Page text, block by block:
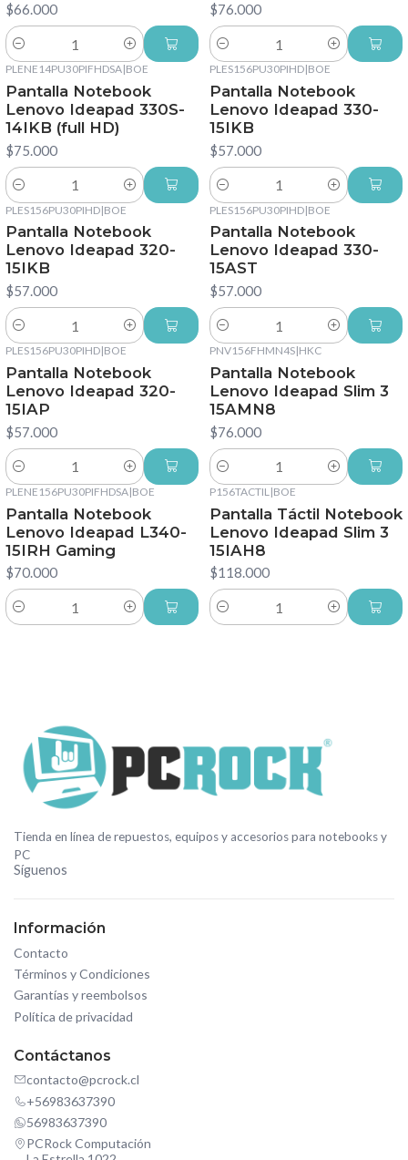
$66.000
Cantidad
$76.000
Cantidad
PLENE14PU30PIFHDSA|BOE
Pantalla Notebook
Lenovo Ideapad 330S-
14IKB (full HD)
$75.000
Cantidad
PLES156PU30PIHD|BOE
Pantalla Notebook
Lenovo Ideapad 330-
15IKB
$57.000
Cantidad
PLES156PU30PIHD|BOE
Pantalla Notebook
Lenovo Ideapad 320-
15IKB
$57.000
Cantidad
PLES156PU30PIHD|BOE
Pantalla Notebook
Lenovo Ideapad 330-
15AST
$57.000
Cantidad
PLES156PU30PIHD|BOE
Pantalla Notebook
Lenovo Ideapad 320-
15IAP
$57.000
Cantidad
PNV156FHMN4S|HKC
Pantalla Notebook
Lenovo Ideapad Slim 3
15AMN8
$76.000
Cantidad
PLENE156PU30PIFHDSA|BOE
Pantalla Notebook
Lenovo Ideapad L340-
15IRH Gaming
$70.000
Cantidad
P156TACTIL |BOE
Pantalla Táctil Notebook
Lenovo Ideapad Slim 3
15IAH8
$118.000
Cantidad
Tienda en línea de repuestos, equipos y accesorios para notebooks y
PC
Síguenos
Información
Contacto
Términos y Condiciones
Garantías y reembolsos
Política de privacidad
Contáctanos
contacto@pcrock.cl
+56983637390
56983637390
PCRock Computación